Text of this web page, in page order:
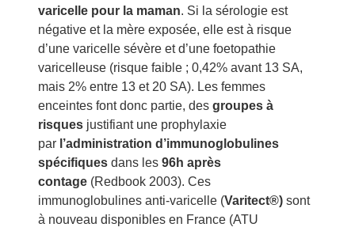
varicelle pour la maman. Si la sérologie est
négative et la mère exposée, elle est à risque
d’une varicelle sévère et d’une foetopathie
varicelleuse (risque faible ; 0,42% avant 13 SA,
mais 2% entre 13 et 20 SA). Les femmes
enceintes font donc partie, des groupes à
risques justifiant une prophylaxie
par l’administration d’immunoglobulines
spécifiques dans les 96h après
contage (Redbook 2003). Ces
immunoglobulines anti-varicelle (Varitect®) sont
à nouveau disponibles en France (ATU